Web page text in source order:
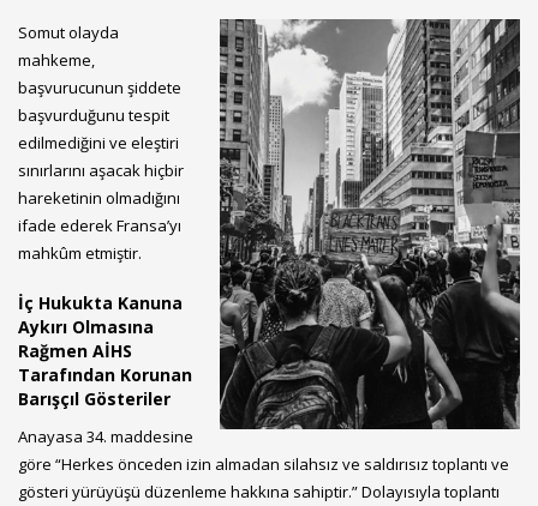
Somut olayda
mahkeme,
başvurucunun şiddete
başvurduğunu tespit
edilmediğini ve eleştiri
sınırlarını aşacak hiçbir
hareketinin olmadığını
ifade ederek Fransa’yı
mahkûm etmiştir.
İç Hukukta Kanuna
Aykırı Olmasına
Rağmen AİHS
Tarafından Korunan
Barışçıl Gösteriler
Anayasa 34. maddesine
göre “Herkes önceden izin almadan silahsız ve saldırısız toplantı ve
gösteri yürüyüşü düzenleme hakkına sahiptir.” Dolayısıyla toplantı